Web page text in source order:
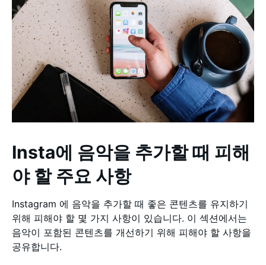
Insta에 음악을 추가할 때 피해
야 할 주요 사항
Instagram 에 음악을 추가할 때 좋은 콘텐츠를 유지하기
위해 피해야 할 몇 가지 사항이 있습니다. 이 섹션에서는
음악이 포함된 콘텐츠를 개선하기 위해 피해야 할 사항을
공유합니다.